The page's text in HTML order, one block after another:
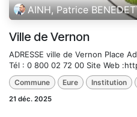
AINH, Patrice
Ville de Vernon
ADRESSE ville de Vernon Place
Tél : 0 800 02 72 00 Site Web
Commune Eure Institution
21 déc. 2025